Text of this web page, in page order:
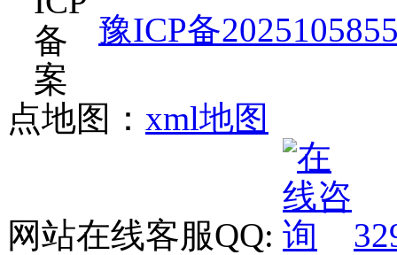
豫ICP备
点地图： xml地图
网站在线客服QQ: